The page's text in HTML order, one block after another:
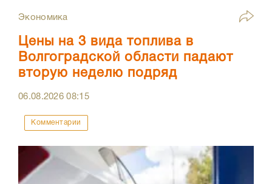
Экономика
Цены на 3 вида топлива в
Волгоградской области падают
вторую неделю подряд
06.08.202608:15
Комментарии